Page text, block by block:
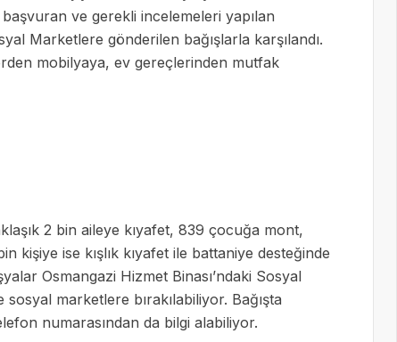
ve gerekli incelemeleri yapılan
Marketlere gönderilen bağışlarla karşılandı.
mobilyaya, ev gereçlerinden mutfak
2 bin aileye kıyafet, 839 çocuğa mont,
kişiye ise kışlık kıyafet ile battaniye desteğinde
Osmangazi Hizmet Binası’ndaki Sosyal
marketlere bırakılabiliyor. Bağışta
numarasından da bilgi alabiliyor.